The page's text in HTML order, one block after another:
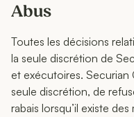
Abus
Toutes les décisions
la seule discrétion de
et exécutoires. Securian
seule discrétion, de
rabais lorsqu’il existe